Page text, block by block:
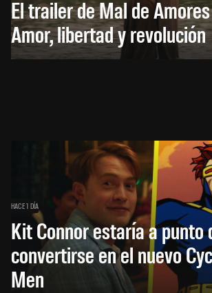
El trailer de Mal de
Amor, libertad y revolución
HACE 1 DÍA
Kit Connor estaría a punto
convertirse en el nuevo
Men